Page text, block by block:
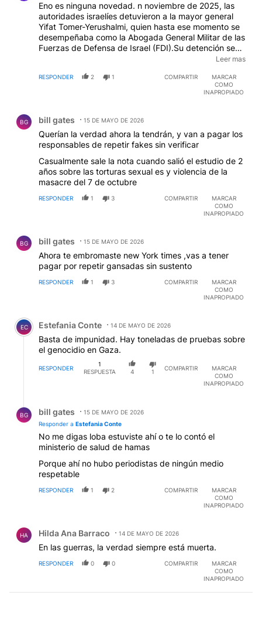
Eno es ninguna novedad. n noviembre de 2025, las
autoridades israelíes detuvieron a la mayor general
Yifat Tomer-Yerushalmi, quien hasta ese momento se
desempeñaba como la Abogada General Militar de las
Fuerzas de Defensa de Israel (FDI).Su detención se
produjo tras admitir que filtró un video explícito a los
de Israel) que mostraba a soldados israelíes abusando
sexualmente de un prisionero palestino en el centro
Leer mas
RESPONDER 2 1 COMPARTIR
MARCAR
COMO
INAPROPIADO
BG bill gates 15 DE MAYO DE 2026
Querían la verdad ahora la tendrán, y van a pagar los
responsables de repetir fakes sin verificar
Casualmente sale la nota cuando salió el estudio de 2
años sobre las torturas sexual es y violencia de la
masacre del 7 de octubre
RESPONDER 1 3 COMPARTIR
MARCAR
COMO
INAPROPIADO
BG bill gates 15 DE MAYO DE 2026
Ahora te embromaste new York times ,vas a tener
pagar por repetir gansadas sin sustento
RESPONDER 1 3 COMPARTIR
MARCAR
COMO
INAPROPIADO
Comentario de Estefania Conte.
EC Estefania Conte 14 DE MAYO DE 2026
Basta de impunidad. Hay toneladas de pruebas sobre
el genocidio en Gaza.
RESPONDER
1
RESPUESTA
4 1
COMPARTIR
MARCAR
COMO
INAPROPIADO
BG bill gates
15 DE MAYO DE 2026
Responder a Estefania Conte
No me digas loba estuviste ahí o te lo contó el
ministerio de salud de hamas
Porque ahí no hubo periodistas de ningún medio
respetable
RESPONDER 1 2 COMPARTIR
MARCAR
COMO
INAPROPIADO
HA Hilda Ana Barraco 14 DE MAYO DE 2026
En las guerras, la verdad siempre está muerta.
RESPONDER 0 0 COMPARTIR
MARCAR
COMO
INAPROPIADO